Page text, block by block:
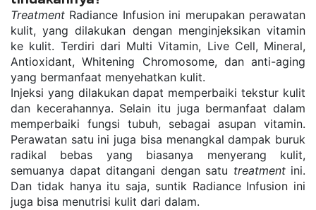
Treatment Radiance Infusion ini merupakan perawatan
kulit, yang dilakukan dengan menginjeksikan vitamin
ke kulit. Terdiri dari Multi Vitamin, Live Cell, Mineral,
Antioxidant, Whitening Chromosome, dan anti-aging
yang bermanfaat menyehatkan kulit.
Injeksi yang dilakukan dapat memperbaiki tekstur kulit
dan kecerahannya. Selain itu juga bermanfaat dalam
memperbaiki fungsi tubuh, sebagai asupan vitamin.
Perawatan satu ini juga bisa menangkal dampak buruk
radikal bebas yang biasanya menyerang kulit,
semuanya dapat ditangani dengan satu treatment ini.
Dan tidak hanya itu saja, suntik Radiance Infusion ini
juga bisa menutrisi kulit dari dalam.